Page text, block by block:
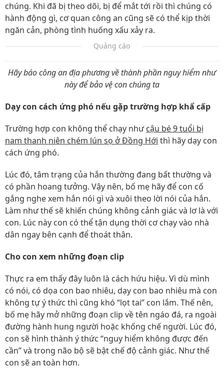
chúng. Khi đã bị theo dõi, bị để mắt tới rồi thì chúng có
hành động gì, cơ quan công an cũng sẽ có thể kịp thời
ngăn cản, phòng tình huống xấu xảy ra.
Quảng cáo
Hãy báo công an địa phương về thành phần nguy hiểm như
này để bảo vệ con chúng ta
Dạy con cách ứng phó nếu gặp trường hợp khẩ cấp
Trường hợp con không thể chạy nhưcậu bé 9 tuổi bị
nam thanh niên chém lún sọ ở Đồng Hới thì hãy dạy con
cách ứng phó.
Lúc đó, tâm trạng của hắn thường đang bất thường và
có phần hoang tưởng. Vậy nên, bố mẹ hãy để con cố
gắng nghe xem hắn nói gì và xuôi theo lời nói của hắn.
Làm như thế sẽ khiến chúng không cảnh giác và lơ là với
con. Lúc này con có thể tận dụng thời cơ chạy vào nhà
dân ngay bên cạnh để thoát thân.
Cho con xem những đoạn clip
Thực ra em thấy đây luôn là cách hứu hiệu. Vì dù mình
có nói, có dọa con bao nhiêu, dạy con bao nhiêu mà con
không tự ý thức thì cũng khó “lọt tai” con lắm. Thế nên,
bố mẹ hãy mở những đoạn clip về tên ngáo đá, ra ngoài
đường hành hung người hoặc khống chế người. Lúc đó,
con sẽ hình thành ý thức “nguy hiểm không được đến
cần” và trong não bộ sẽ bật chế độ cảnh giác. Như thế
con sẽ an toàn hơn.